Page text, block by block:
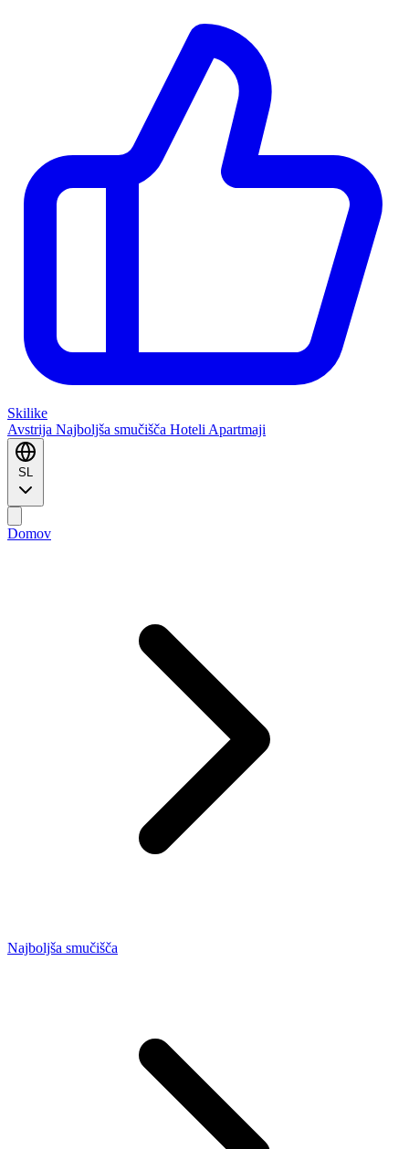
Skilike
Avstrija Najboljša smučišča Hoteli Apartmaji
SL
Domov
Najboljša smučišča